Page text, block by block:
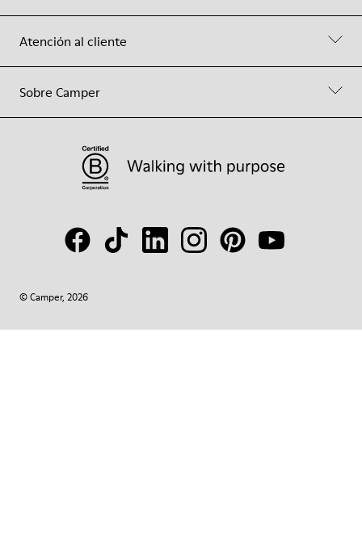
Atención al cliente
Sobre Camper
© Camper, 2026